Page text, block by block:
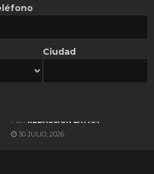
ES NOTICIA
POR REDACCIÓN LATAM
30 JULIO, 2026
Ciudad